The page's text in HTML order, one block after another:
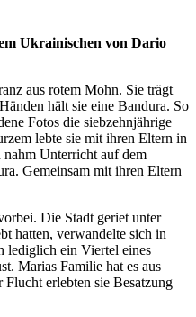
Ukrainischen von Dario
aus rotem Mohn. Sie trägt
hält sie eine Bandura. So
Fotos die siebzehnjährige
lebte sie mit ihren Eltern in
Unterricht auf dem
Gemeinsam mit ihren Eltern
Die Stadt geriet unter
hatten, verwandelte sich in
lediglich ein Viertel eines
Marias Familie hat es aus
erlebten sie Besatzung